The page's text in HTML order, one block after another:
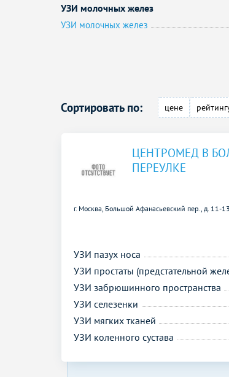
УЗИ молочных желез
УЗИ молочных желез
Сортировать по: цене
ЦЕНТРОМЕД В
ПЕРЕУЛКЕ
г. Москва, Большой Афанасьевский пер., д. 11-13,
УЗИ пазух носа
УЗИ простаты (предстательной
УЗИ забрюшинного пространства
УЗИ селезенки
УЗИ мягких тканей
УЗИ коленного сустава